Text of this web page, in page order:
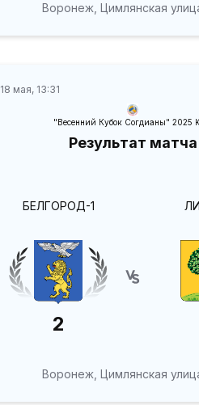
Воронеж, Цимлянская
18 мая, 13:31
"Весенний Кубок Согдианы" 2025
Результат матча
БЕЛГОРОД-1
2
Воронеж, Цимлянская